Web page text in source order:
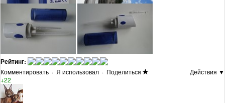
Рейтинг:
Комментировать · Я использовал · Поделиться
Действия ▼
+22